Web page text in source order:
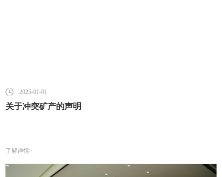
2025-01-01
关于冲突矿产的声明
了解详情>